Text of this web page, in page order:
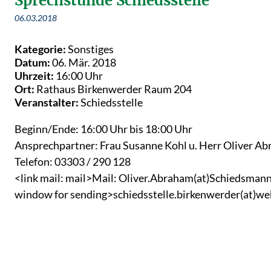
06.03.2018
Kategorie:Sonstiges
Datum:06. Mär. 2018
Uhrzeit: 16:00 Uhr
Ort: Rathaus Birkenwerder Raum 204
Veranstalter:Schiedsstelle
Beginn/Ende: 16:00 Uhr bis 18:00 Uhr
Ansprechpartner: Frau Susanne Kohl u. Herr Oliver
Telefon: 03303 / 290 128
<link mail: mail>Mail:
window for